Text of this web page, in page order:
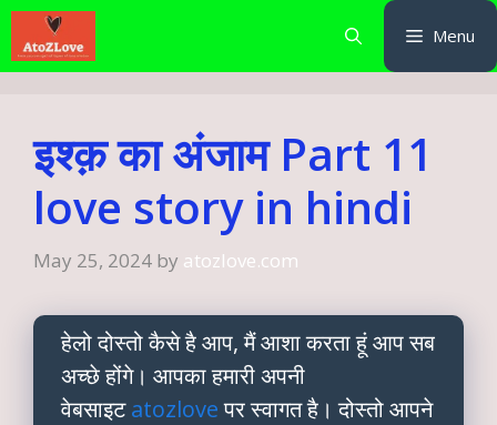
Skip
content
Menu
इश्क़ का अंजाम Part 11
love story in hindi
May 25, 2024 by atozlove.com
हेलो दोस्तो कैसे है आप, मैं आशा करता हूं आप सब
अच्छे होंगे। आपका हमारी अपनी
वेबसाइटatozloveपर स्वागत है। दोस्तो आपने